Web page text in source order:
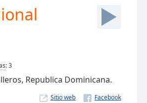
:3
Republica Dominicana.
Sitio web